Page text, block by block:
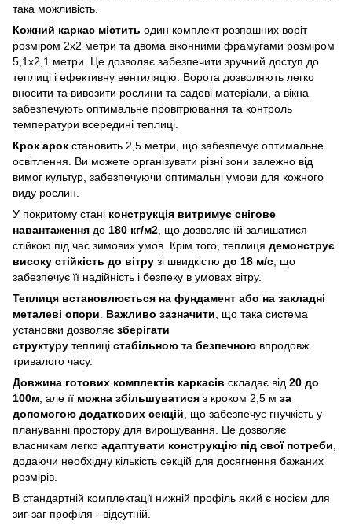
така можливість.
Кожний каркас містить один комплект розпашних воріт
розміром 2х2 метри та двома віконними фрамугами розміром
5,1х2,1 метри. Це дозволяє забезпечити зручний доступ до
теплиці і ефективну вентиляцію. Ворота дозволяють легко
вносити та вивозити рослини та садові матеріали, а вікна
забезпечують оптимальне провітрювання та контроль
температури всередині теплиці.
Крок арок становить 2,5 метри, що забезпечує оптимальне
освітлення. Ви можете організувати різні зони залежно від
вимог культур, забезпечуючи оптимальні умови для кожного
виду рослин.
У покритому стані конструкція витримує снігове
навантаження до 180 кг/м2 , що дозволяє їй залишатися
стійкою під час зимових умов. Крім того, теплиця демонструє
високу стійкість до вітру зі швидкістю до 18 м/с , що
забезпечує її надійність і безпеку в умовах вітру.
Теплиця встановлюється на фундамент або на закладні
металеві опори
Важливо зазначити , що така система
установки дозволяє зберігати
структуру теплиці стабільною та безпечною впродовж
тривалого часу.
Довжина готових комплектів каркасів складає від 20 до
100м , але її можна збільшуватися з кроком 2,5 м за
допомогою додаткових секцій , що забезпечує гнучкість у
плануванні простору для вирощування. Це дозволяє
власникам легко адаптувати конструкцію під свої потреби
додаючи необхідну кількість секцій для досягнення бажаних
розмірів.
В стандартній комплектації нижній профіль який є носієм для
зиг-заг профіля - відсутній.